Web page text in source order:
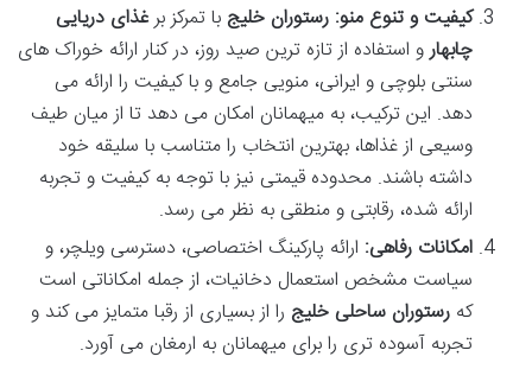
کیفیت و تنوع منو: رستوران خلیج با تمرکز برغذای دریایی
چابهارو استفاده از تازه ترین صید روز، در کنار ارائه خوراک های
سنتی بلوچی و ایرانی، منویی جامع و با کیفیت را ارائه می
دهد. این ترکیب، به میهمانان امکان می دهد تا از میان طیف
وسیعی از غذاها، بهترین انتخاب را متناسب با سلیقه خود
داشته باشند. محدوده قیمتی نیز با توجه به کیفیت و تجربه
ارائه شده، رقابتی و منطقی به نظر می رسد.
امکانات رفاهی: ارائه پارکینگ اختصاصی، دسترسی ویلچر، و
سیاست مشخص استعمال دخانیات، از جمله امکاناتی است
که رستوران ساحلی خلیج را از بسیاری از رقبا متمایز می کند و
تجربه آسوده تری را برای میهمانان به ارمغان می آورد.